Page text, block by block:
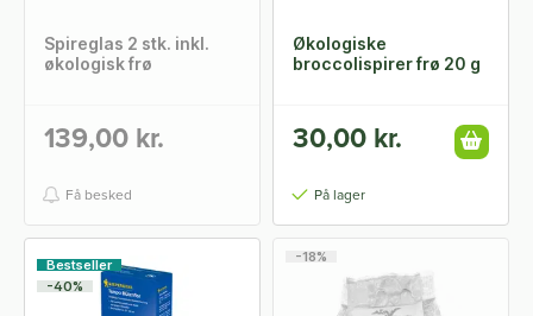
Spireglas 2 stk. inkl.
økologisk frø
139,00 kr.
Få besked
Økologiske
broccolispirer frø 20 g
30,00 kr.
På lager
Bestseller
-40%
-18%